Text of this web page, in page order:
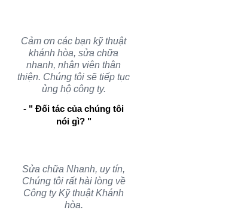
Cảm ơn các bạn kỹ thuật
khánh hòa, sửa chữa
nhanh, nhân viên thân
thiện. Chúng tôi sẽ tiếp tục
ủng hộ công ty.
- " Đối tác của chúng tôi
nói gì? "
Sửa chữa Nhanh, uy tín,
Chúng tôi rất hài lòng về
Công ty Kỹ thuật Khánh
hòa.